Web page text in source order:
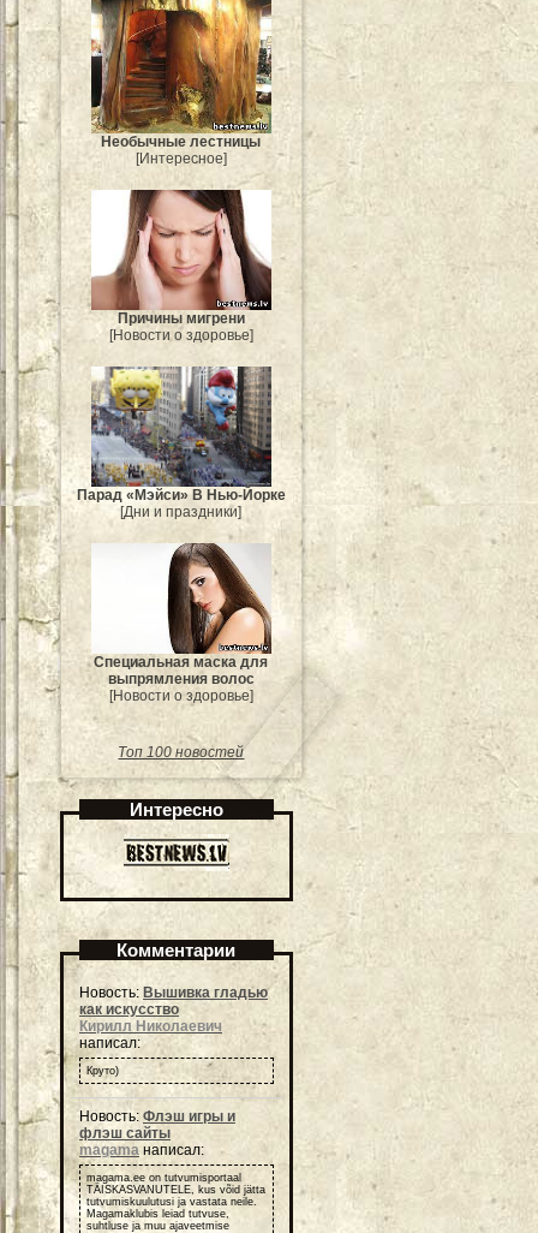
Необычные лестницы
[Интересное]
Причины мигрени
[Новости о здоровье]
Парад «Мэйси» В Нью-Йорке
[Дни и праздники]
Специальная маска для
выпрямления волос
[Новости о здоровье]
Топ 100 новостей
Интересно
Комментарии
Новость: Вышивка гладью
как искусство
Кирилл Николаевич
написал:
Круто)
Новость: Флэш игры и
флэш сайты
magama написал:
magama.ee on tutvumisportaal
TÄISKASVANUTELE, kus võid jätta
tutvumiskuulutusi ja vastata neile.
Magamaklubis leiad tutvuse,
suhtluse ja muu ajaveetmise